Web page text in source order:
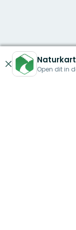
Sluiten Open dit in